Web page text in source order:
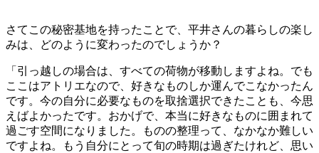
さてこの秘密基地を持ったことで、平井さんの暮らしの楽し
みは、どのように変わったのでしょうか？
「引っ越しの場合は、すべての荷物が移動しますよね。でも
ここはアトリエなので、好きなものしか運んでこなかったん
です。今の自分に必要なものを取捨選択できたことも、今思
えばよかったです。おかげで、本当に好きなものに囲まれて
過ごす空間になりました。ものの整理って、なかなか難しい
ですよね。もう自分にとって旬の時期は過ぎたけれど、思い